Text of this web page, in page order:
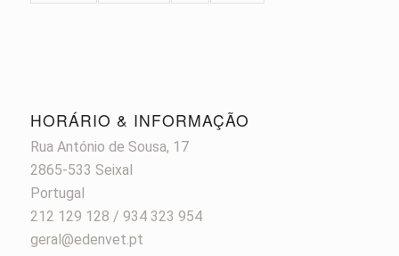
HORÁRIO & INFORMAÇÃO
Rua António de Sousa, 17
2865-533 Seixal
Portugal
212 129 128 / 934 323 954
geral@edenvet.pt